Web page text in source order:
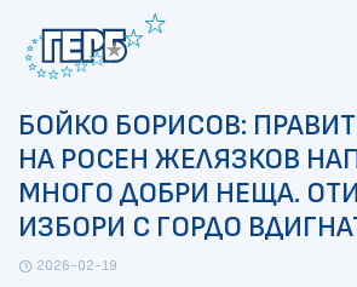
БОЙКО БОРИСОВ:
НА РОСЕН ЖЕЛЯЗКОВ
МНОГО ДОБРИ НЕЩА.
ИЗБОРИ С ГОРДО
schedule 2026-02-19